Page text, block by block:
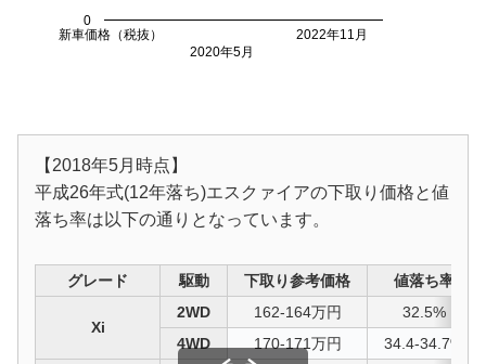
新車価格（税抜）
2020年5月
2022年11月
0
【2018年5月時点】
平成26年式(12年落ち)エスクァイアの下取り価格と値
落ち率は以下の通りとなっています。
グレード 駆動 下取り参考価格 値落ち率
Xi
2WD 162-164万円
32.5%
4WD
170-171万円 34.4-34.7%